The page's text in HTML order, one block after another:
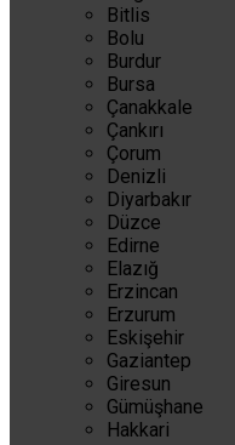
Bitlis
Bolu
Burdur
Bursa
Çanakkale
Çankırı
Çorum
Denizli
Diyarbakır
Düzce
Edirne
Elazığ
Erzincan
Erzurum
Eskişehir
Gaziantep
Giresun
Gümüşhane
Hakkari